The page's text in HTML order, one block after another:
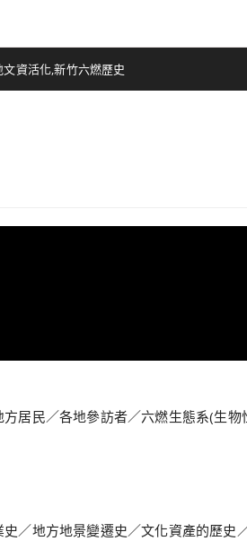
文資活化,新竹六燃歷史
居民／各地參訪者／六燃生態系(生物
／地方地景變遷史／文化資產的歷史